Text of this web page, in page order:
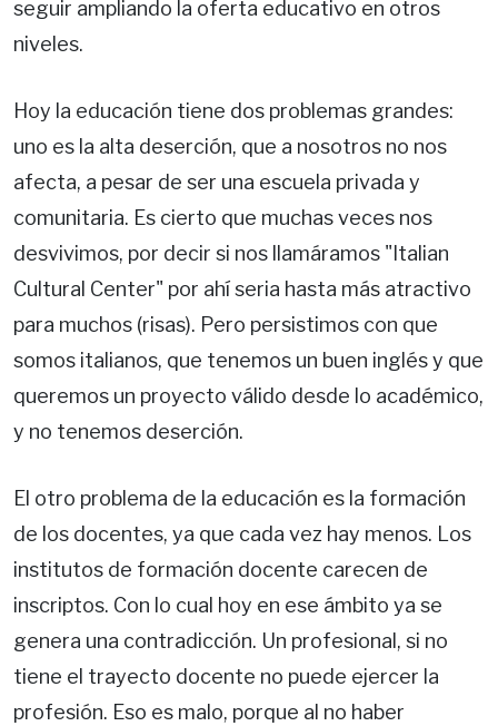
seguir ampliando la oferta educativo en otros
niveles.
Hoy la educación tiene dos problemas grandes:
uno es la alta deserción, que a nosotros no nos
afecta, a pesar de ser una escuela privada y
comunitaria. Es cierto que muchas veces nos
desvivimos, por decir si nos llamáramos "Italian
Cultural Center" por ahí seria hasta más atractivo
para muchos (risas). Pero persistimos con que
somos italianos, que tenemos un buen inglés y que
queremos un proyecto válido desde lo académico,
y no tenemos deserción.
El otro problema de la educación es la formación
de los docentes, ya que cada vez hay menos. Los
institutos de formación docente carecen de
inscriptos. Con lo cual hoy en ese ámbito ya se
genera una contradicción. Un profesional, si no
tiene el trayecto docente no puede ejercer la
profesión. Eso es malo, porque al no haber